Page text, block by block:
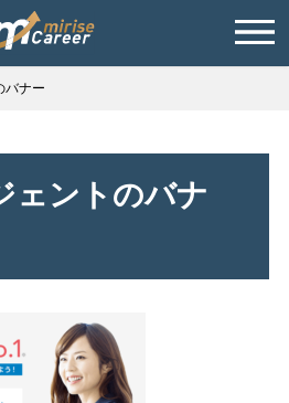
バナー
ェントのバナ